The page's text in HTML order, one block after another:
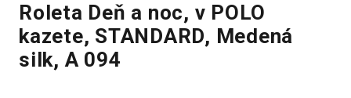
Roleta Deň a noc, v POLO
kazete, STANDARD, Medená
silk, A 094